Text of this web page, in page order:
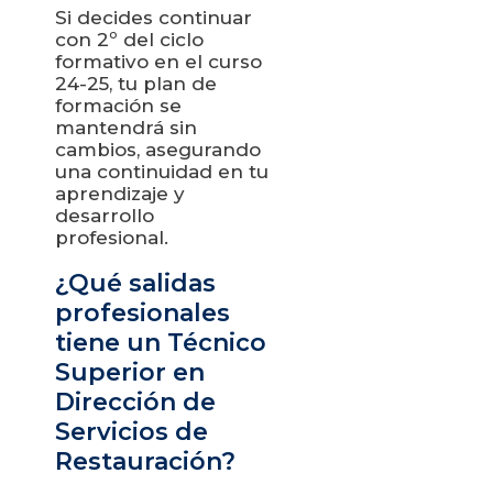
Si decides continuar
con 2º del ciclo
formativo en el curso
24-25, tu plan de
formación se
mantendrá sin
cambios, asegurando
una continuidad en tu
aprendizaje y
desarrollo
profesional.
¿Qué salidas
profesionales
tiene un Técnico
Superior en
Dirección de
Servicios de
Restauración?